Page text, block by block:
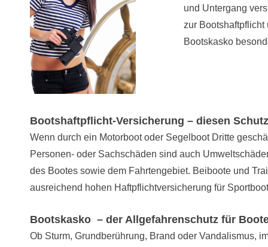
und Untergang
zur
Bootskasko
Bootshaftpflicht-Versicherung – diesen
Wenn durch ein Motorboot oder Segelboot Dritte
Personen- oder Sachschäden sind auch
des Bootes sowie dem Fahrtengebiet. Beiboote und
ausreichend hohen Haftpflichtversicherung für
Bootskasko – der Allgefahrenschutz für
Ob Sturm, Grundberührung, Brand oder Vandalismus,